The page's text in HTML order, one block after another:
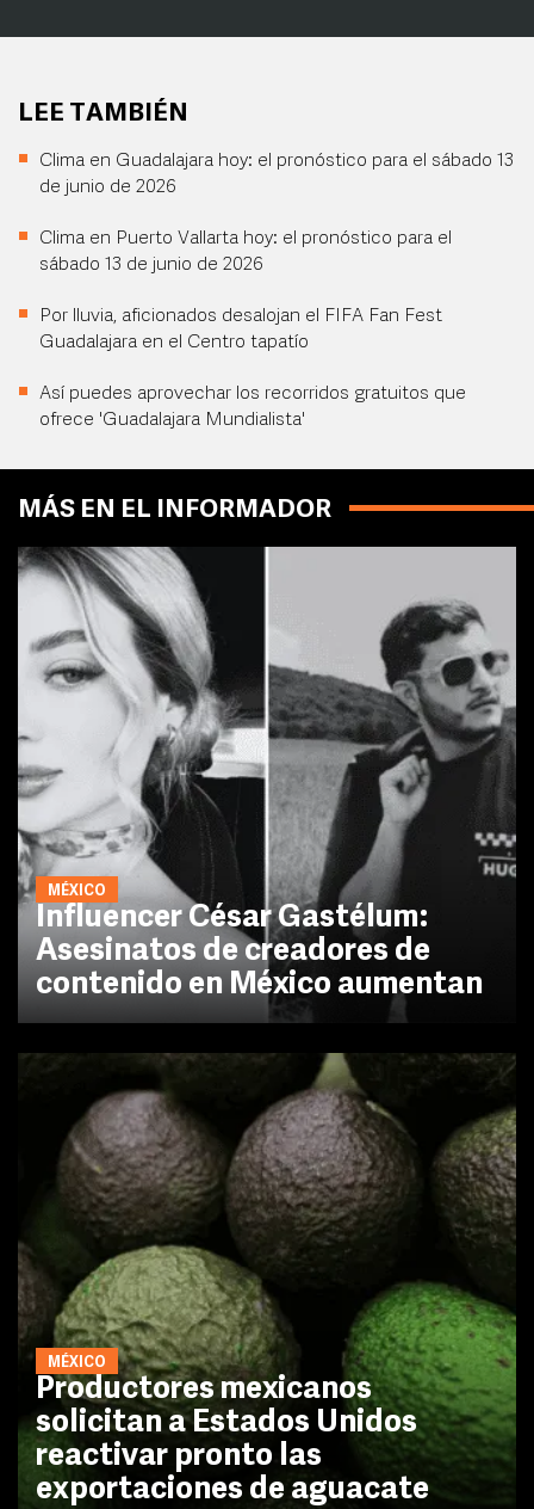
LEE TAMBIÉN
Clima en Guadalajara hoy: el pronóstico para el sábado 13
de junio de 2026
Clima en Puerto Vallarta hoy: el pronóstico para el
sábado 13 de junio de 2026
Por lluvia, aficionados desalojan el FIFA Fan Fest
Guadalajara en el Centro tapatío
Así puedes aprovechar los recorridos gratuitos que
ofrece 'Guadalajara Mundialista'
MÁS EN EL INFORMADOR
MÉXICO
Influencer César Gastélum:
Asesinatos de creadores de
contenido en México aumentan
MÉXICO
Productores mexicanos
solicitan a Estados Unidos
reactivar pronto las
exportaciones de aguacate